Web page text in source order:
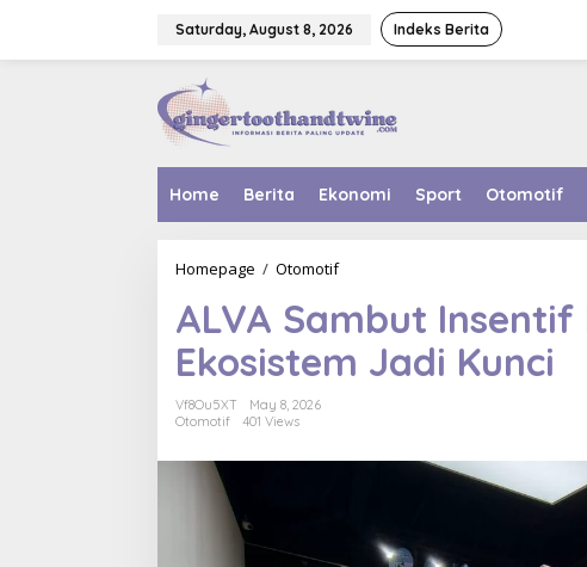
Saturday, August 8, 2026 Indeks Berita
Home Berita Ekonomi Sport Otomotif
Homepage / OtomotifALVA
Insentif
Rp
5
Juta,
Kunci
ALVA Sambut
Ekosistem Jadi Kunci
Vf8Ou5XT
May 8, 2026
Otomotif
401 Views